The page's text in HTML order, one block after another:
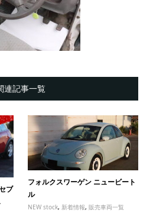
連記事一覧
ブ
フォルクスワーゲン ニュービート
ル
NEW stock,新着情報,販売車両一覧